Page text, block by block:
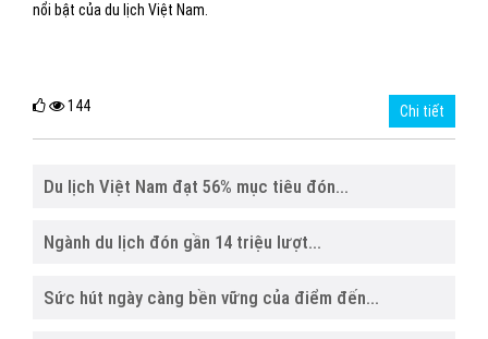
nổi bật của du lịch Việt Nam.
144 Chi tiết
Du lịch Việt Nam đạt 56% mục tiêu đón...
Ngành du lịch đón gần 14 triệu lượt...
Sức hút ngày càng bền vững của điểm đến...